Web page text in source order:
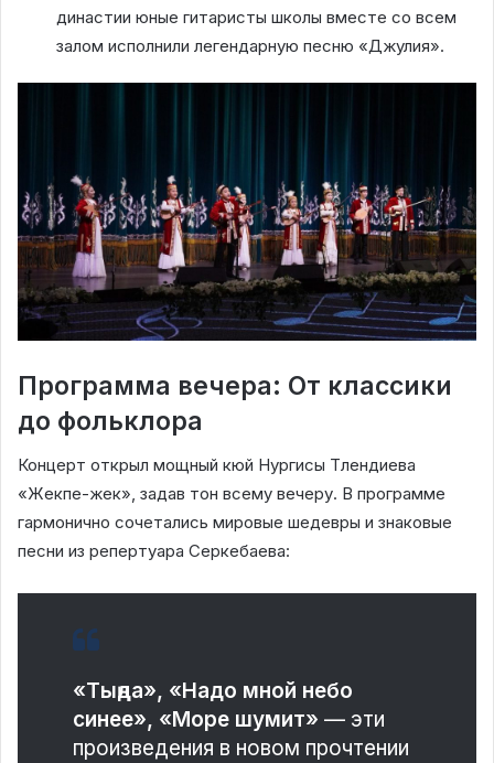
династии юные гитаристы школы вместе со всем
залом исполнили легендарную песню «Джулия».
Программа вечера: От классики
до фольклора
Концерт открыл мощный кюй Нургисы Тлендиева
«Жекпе-жек», задав тон всему вечеру. В программе
гармонично сочетались мировые шедевры и знаковые
песни из репертуара Серкебаева:
«Тыңда», «Надо мной небо
синее», «Море шумит» — эти
произведения в новом прочтении